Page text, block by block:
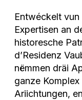
Entwéckelt vun
Expertisen an
historesche
d’Residenz
nëmmen dräi
ganze
Ariichtungen,